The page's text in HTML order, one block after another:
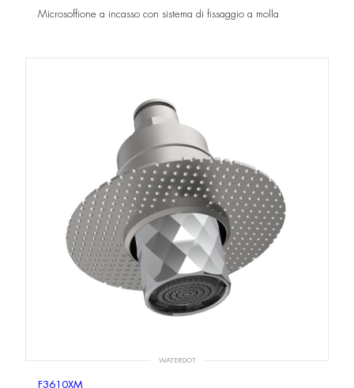
Microsoffione a incasso con sistema di fissaggio a molla
WATERDOT
F3610XM